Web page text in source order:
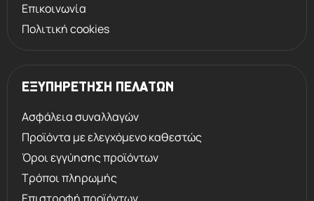
Επικοινωνία
Πολιτική cookies
ΕΞΥΠΗΡΕΤΗΣΗ ΠΕΛΑΤΩΝ
Ασφάλεια συναλλαγών
Προϊόντα με ελεγχόμενο καθεστώς
Όροι εγγύησης προϊόντων
Τρόποι πληρωμής